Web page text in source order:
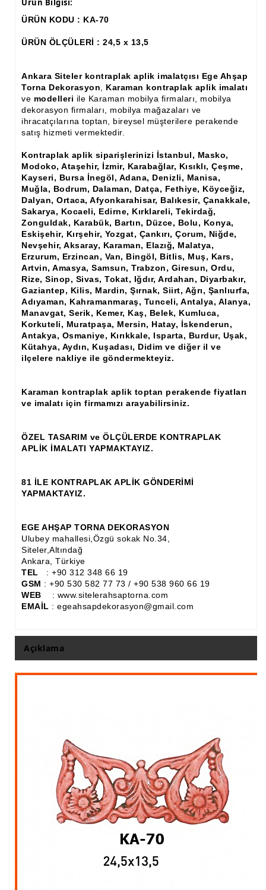
Ham Ahşap Çalışma Masası İmalatı, Modelleri
Ham Ahşap Boy Aynası İmalatı, Modelleri
Ham Ahşap Şifonyer İmalatı Modelleri
Ham Ahşap Kitaplık İmalatı, Modelleri
Ham Ahşap Gümüşlük, Kaşıklık İmalatı, Modelleri
Ham Ahşap Koltuk İmalatı, Modelleri
Ham Ahşap Josefin Koltuk İskelet İmalatı, Modelleri
Ham Ahşap Ayna Çerçeve İmalatı, Modelleri
Ham Ahşap Dekoratif Ürün İmalatı, Modelleri
El Oyması Ham Ahşap Yatak Başlıkları
Ahşap Aksesuarlar
Ahşap İşlemeli Düz Klapa
Ahşap Merdiven Dikmeleri
Ahşap Profil Çıta
Ahşap Sütun
Ayons Baskılı Ahşap Çıta Modelleri
Cibinlik
Cnc Ürün Çeşitleri
Diğer Ahşap Ürünler
Dekoratif Çıta İmalatı, Modelleri
İthal Ahşap Oyma İmalatı
Kapı ve Çerçeve Çıtaları
Kontra Mdf Cnc Seperatör
Kontraplak Aplik İmalatı Modelleri
Köşe ve Kartonpiyer Profilleri
Lambri Kapı Kavisleri
Ürün Bilgisi:
ÜRÜN KODU : KA-70
ÜRÜN ÖLÇÜLERİ : 24,5 x 13,5
Ankara Siteler kontraplak aplik imalatçısı Ege Ahşap
Torna Dekorasyon
Karaman kontraplak aplik imalatı
ve modelleri ile Karaman mobilya firmaları, mobilya
dekorasyon firmaları, mobilya mağazaları ve
ihracatçılarına toptan, bireysel müşterilere perakende
satış hizmeti vermektedir.
Kontraplak aplik siparişlerinizi İstanbul, Masko,
Modoko, Ataşehir, İzmir, Karabağlar, Kısıklı, Çeşme,
Kayseri, Bursa İnegöl, Adana, Denizli, Manisa,
Muğla, Bodrum, Dalaman, Datça, Fethiye, Köyceğiz,
Dalyan, Ortaca, Afyonkarahisar, Balıkesir, Çanakkale,
Sakarya, Kocaeli, Edirne, Kırklareli, Tekirdağ,
Zonguldak, Karabük, Bartın, Düzce, Bolu, Konya,
Eskişehir, Kırşehir, Yozgat, Çankırı, Çorum, Niğde,
Nevşehir, Aksaray, Karaman, Elazığ, Malatya,
Erzurum, Erzincan, Van, Bingöl, Bitlis, Muş, Kars,
Artvin, Amasya, Samsun, Trabzon, Giresun, Ordu,
Rize, Sinop, Sivas, Tokat, Iğdır, Ardahan, Diyarbakır,
Gaziantep, Kilis, Mardin, Şırnak, Siirt, Ağrı, Şanlıurfa,
Adıyaman, Kahramanmaraş, Tunceli, Antalya, Alanya,
Manavgat, Serik, Kemer, Kaş, Belek, Kumluca,
Korkuteli, Muratpaşa, Mersin, Hatay, İskenderun,
Antakya, Osmaniye, Kırıkkale, Isparta, Burdur, Uşak,
Kütahya, Aydın, Kuşadası, Didim ve diğer il ve
ilçelere nakliye ile göndermekteyiz.
Karaman kontraplak aplik toptan perakende fiyatları
ve imalatı için firmamızı arayabilirsiniz.
ÖZEL TASARIM ve ÖLÇÜLERDE KONTRAPLAK
APLİK İMALATI YAPMAKTAYIZ.
81 İLE KONTRAPLAK APLİK GÖNDERİMİ
YAPMAKTAYIZ.
EGE AHŞAP TORNA DEKORASYON
Ulubey mahallesi,Özgü sokak No.34,
Siteler,Altındağ
Ankara, Türkiye
TEL : +90 312 348 66 19
GSM : +90 530 582 77 73 / +90 538 960 66 19
WEB : www.sitelerahsaptorna.com
EMAİL : egeahsapdekorasyon@gmail.com
Açıklama